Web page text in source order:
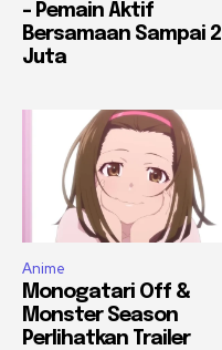
– Pemain Aktif
Bersamaan Sampai 2
Juta
Anime
Monogatari Off &
Monster Season
Perlihatkan Trailer